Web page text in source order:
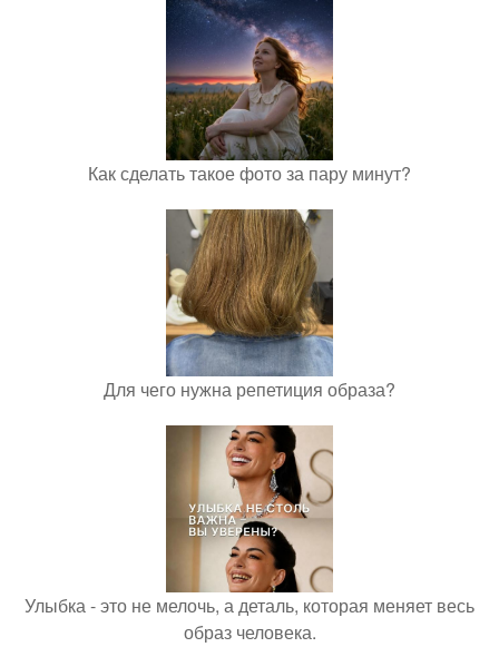
Как сделать такое фото за пару минут?
Для чего нужна репетиция образа?
Улыбка - это не мелочь, а деталь, которая меняет весь
образ человека.